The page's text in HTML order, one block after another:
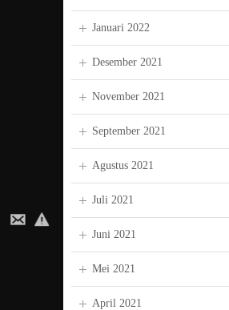
Januari 2022
Desember 2021
November 2021
September 2021
Agustus 2021
Juli 2021
Juni 2021
Mei 2021
April 2021